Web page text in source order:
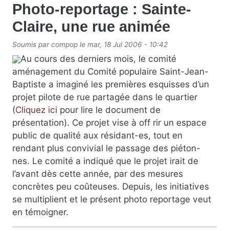
Photo-reportage : Sainte-
Claire, une rue animée
Soumis parcompop le mar, 18 Jul 2006 - 10:42
Au cours des derniers mois, le comité
aménagement du Comité populaire Saint-Jean-
Baptiste a imaginé les premières esquisses d’un
projet pilote de rue partagée dans le quartier
(Cliquez ici pour lire le document de
présentation). Ce projet vise à off rir un espace
public de qualité aux résidant-es, tout en
rendant plus convivial le passage des piéton-
nes. Le comité a indiqué que le projet irait de
l’avant dès cette année, par des mesures
concrètes peu coûteuses. Depuis, les initiatives
se multiplient et le présent photo reportage veut
en témoigner.